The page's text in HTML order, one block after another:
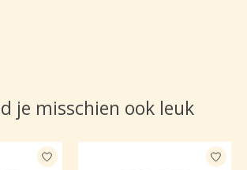
je misschien ook leuk